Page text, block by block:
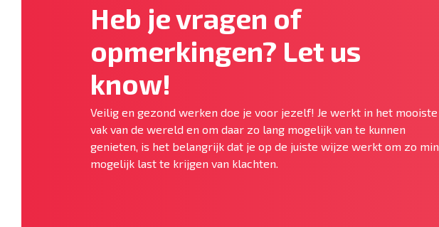
Heb je vragen of
opmerkingen? Let us
know!
Veilig en gezond werken doe je voor jezelf! Je werkt in het mooiste
vak van de wereld en om daar zo lang mogelijk van te kunnen
genieten, is het belangrijk dat je op de juiste wijze werkt om zo min
mogelijk last te krijgen van klachten.